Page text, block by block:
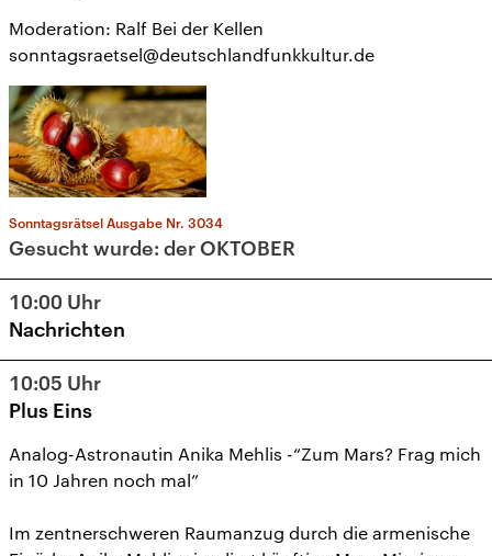
Moderation: Ralf Bei der Kellen
sonntagsraetsel@deutschlandfunkkultur.de
Sonntagsrätsel Ausgabe Nr. 3034
Gesucht wurde: der OKTOBER
10:00 Uhr
Nachrichten
10:05 Uhr
Plus Eins
Analog-Astronautin Anika Mehlis -“Zum Mars? Frag mich
in 10 Jahren noch mal”
Im zentnerschweren Raumanzug durch die armenische